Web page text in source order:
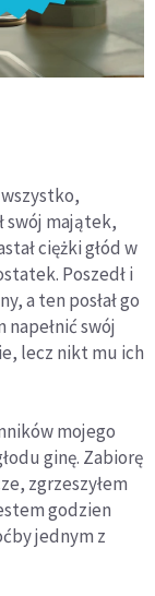
swój majątek,
ciężki głód w
Poszedł i
a ten posłał go
napełnić swój
lecz nikt mu ich
mojego
ginę. Zabiorę
zgrzeszyłem
godzien
jednym z